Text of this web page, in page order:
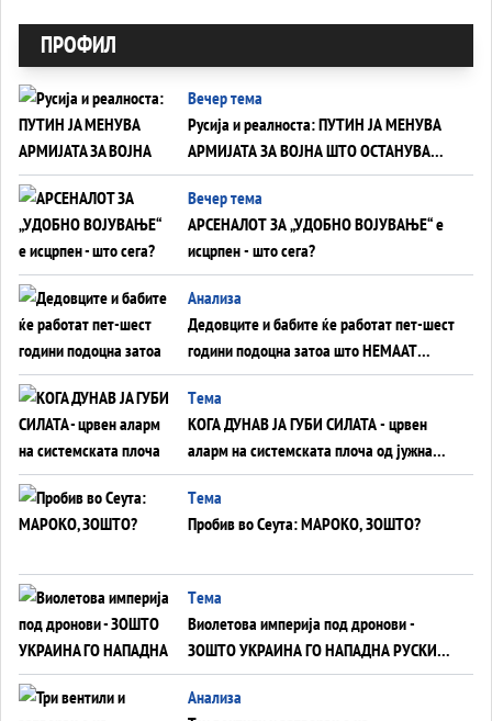
ПРОФИЛ
Вечер тема
Русија и реалноста: ПУТИН ЈА МЕНУВА
АРМИЈАТА ЗА ВОЈНА ШТО ОСТАНУВА
БЕЗ ФРОНТ
Вечер тема
АРСЕНАЛОТ ЗА „УДОБНО ВОЈУВАЊЕ“ е
исцрпен - што сега?
Анализа
Дедовците и бабите ќе работат пет-шест
години подоцна затоа што НЕМААТ
ВНУЦИ ДА ГИ ЗАМЕНАТ
Tема
КОГА ДУНАВ ЈА ГУБИ СИЛАТА - црвен
аларм на системската плоча од јужна
Германија до Црното Море...
Tема
Пробив во Сеута: МАРОКО, ЗОШТО?
Tема
Виолетова империја под дронови -
ЗОШТО УКРАИНА ГО НАПАДНА РУСКИОТ
WILDBERRIES
Aнализа